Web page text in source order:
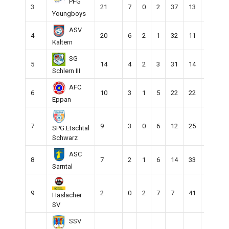
3
Youngboys
21 7 0 2 37 13
4
ASV
Kaltern
20 6 2 1 32 11
5
SG
Schlern III
14 4 2 3 31 14
6
AFC
Eppan
10 3 1 5 22 22
7
SPG.Etschtal
Schwarz
9 3 0 6 12 25
8
ASC
Sarntal
7 2 1 6 14 33
9
Haslacher
SV
2 0 2 7 7 41
SSV